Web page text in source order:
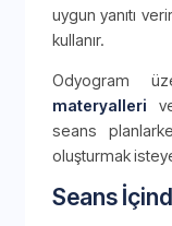
uygun yanıtı
kullanır.
Odyogram
materyalleri
seans
oluşturmak
Seans